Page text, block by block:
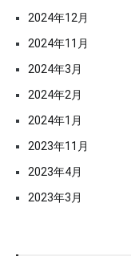
2024年12月
2024年11月
2024年3月
2024年2月
2024年1月
2023年11月
2023年4月
2023年3月